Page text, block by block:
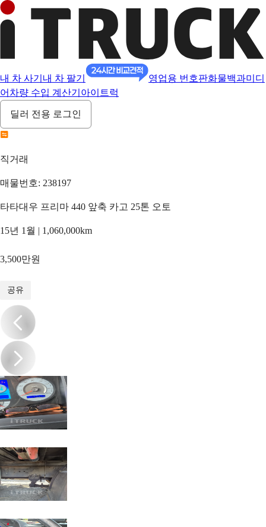
내 차 사기 내 차 팔기 영업용 번호판화물백과미디
어 차량 수입 계산기 아이트럭
딜러 전용 로그인
직거래
매물번호: 238197
타타대우 프리마 440 앞축 카고 25톤 오토
15년 1월 | 1,060,000km
3,500만원
공유
/20